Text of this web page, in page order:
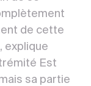
de cette
explique
Est
sa partie